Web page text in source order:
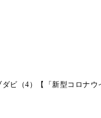
ビ（4）【「新型コロナウ